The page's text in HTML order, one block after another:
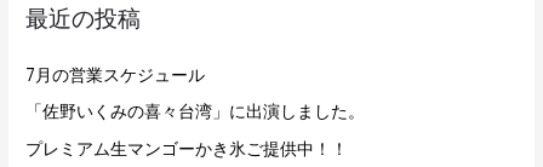
:最近の投稿
7月の営業スケジュール
「佐野いくみの喜々台湾」に出演しました。
プレミアム生マンゴーかき氷ご提供中！！